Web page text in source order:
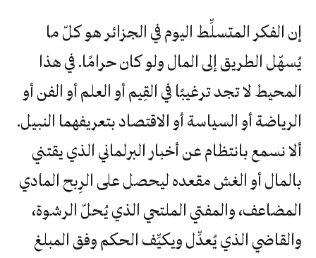
إن الفكر المتسلِّط اليوم في الجزائر هو كلّ ما
يُسهّل الطريق إلى المال ولو كان حرامًا. في هذا
المحيط لا تجد ترغيبًا في القِيم أو العلم أو الفن أو
الرياضة أو السياسة أو الاقتصاد بتعريفهما النبيل.
ألا نسمع بانتظام عن أخبار البرلماني الذي يقتني
بالمال أو الغش مقعده ليحصل على الرِبح المادي
المضاعف، والمفتي الملتحي الذي يُحلّ الرشوة،
والقاضي الذي يُعدِّل ويكيِّف الحكم وفق المبلغ